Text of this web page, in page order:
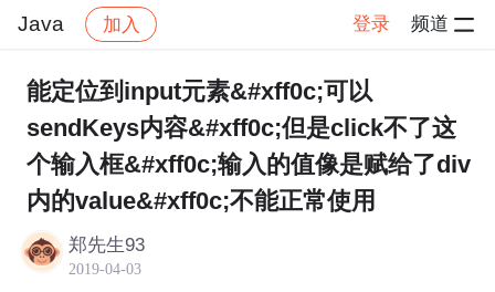
Java 加入 登录 频道
社区 Java 帖子详情
能定位到input元素&#xff0c;可以
sendKeys内容&#xff0c;但是click不了这
个输入框&#xff0c;输入的值像是赋给了div
内的value&#xff0c;不能正常使用
郑先生93
2019-04-03